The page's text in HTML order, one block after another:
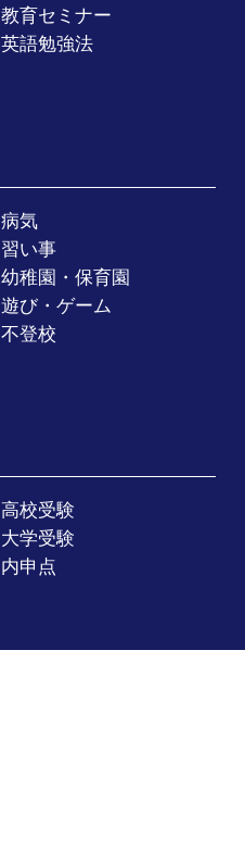
教育セミナー
英語勉強法
病気
習い事
幼稚園・保育園
遊び・ゲーム
不登校
高校受験
大学受験
内申点